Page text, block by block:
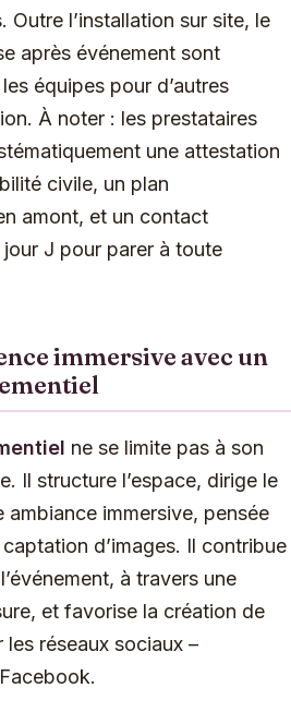
Outre l’installation sur site, le
après événement sont
équipes pour d’autres
À noter : les prestataires
une attestation
civile, un plan
amont, et un contact
J pour parer à toute
immersive avec un
ne se limite pas à son
Il structure l’espace, dirige le
ambiance immersive, pensée
d’images. Il contribue
à travers une
et favorise la création de
réseaux sociaux –